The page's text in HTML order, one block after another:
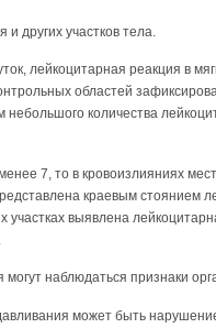
других участков тела.
лейкоцитарная реакция в
областей
количества
7, то в кровоизлияниях
краевым стоянием
выявлена
наблюдаться признаки
может быть